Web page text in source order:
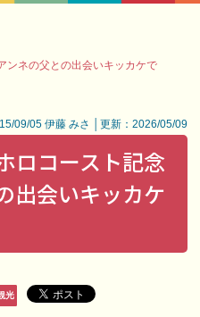
ンネの父との出会いキッカケで
09/05 伊藤 みさ │更新：2026/05/09
ロコースト記念
出会いキッカケ
光